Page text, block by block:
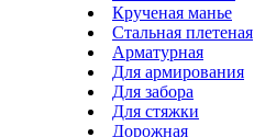
Крученая манье
Стальная плетеная
Арматурная
Для армирования
Для забора
Для стяжки
Дорожная